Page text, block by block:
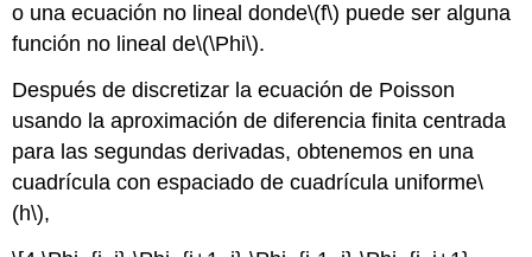
o una ecuación no lineal donde\(f\) puede ser alguna
función no lineal de\(\Phi\).
Después de discretizar la ecuación de Poisson
usando la aproximación de diferencia finita centrada
para las segundas derivadas, obtenemos en una
cuadrícula con espaciado de cuadrícula uniforme\
(h\),